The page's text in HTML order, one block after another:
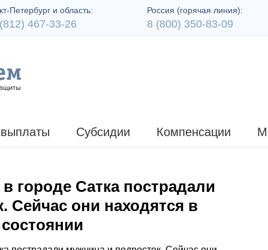
Субсидии Компенсации
городе Сатка пострадали
Сейчас они находятся в
Петербург и область:
467-33-26
Россия (горячая линия):
8 (800) 350-83-09